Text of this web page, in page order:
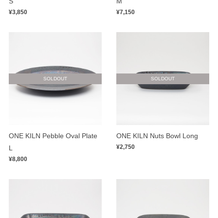
¥3,850 ¥7,150
SOLDOUT
ONE KILN Pebble Oval Plate
L
¥8,800
SOLDOUT
ONE KILN Nuts Bowl Long
¥2,750